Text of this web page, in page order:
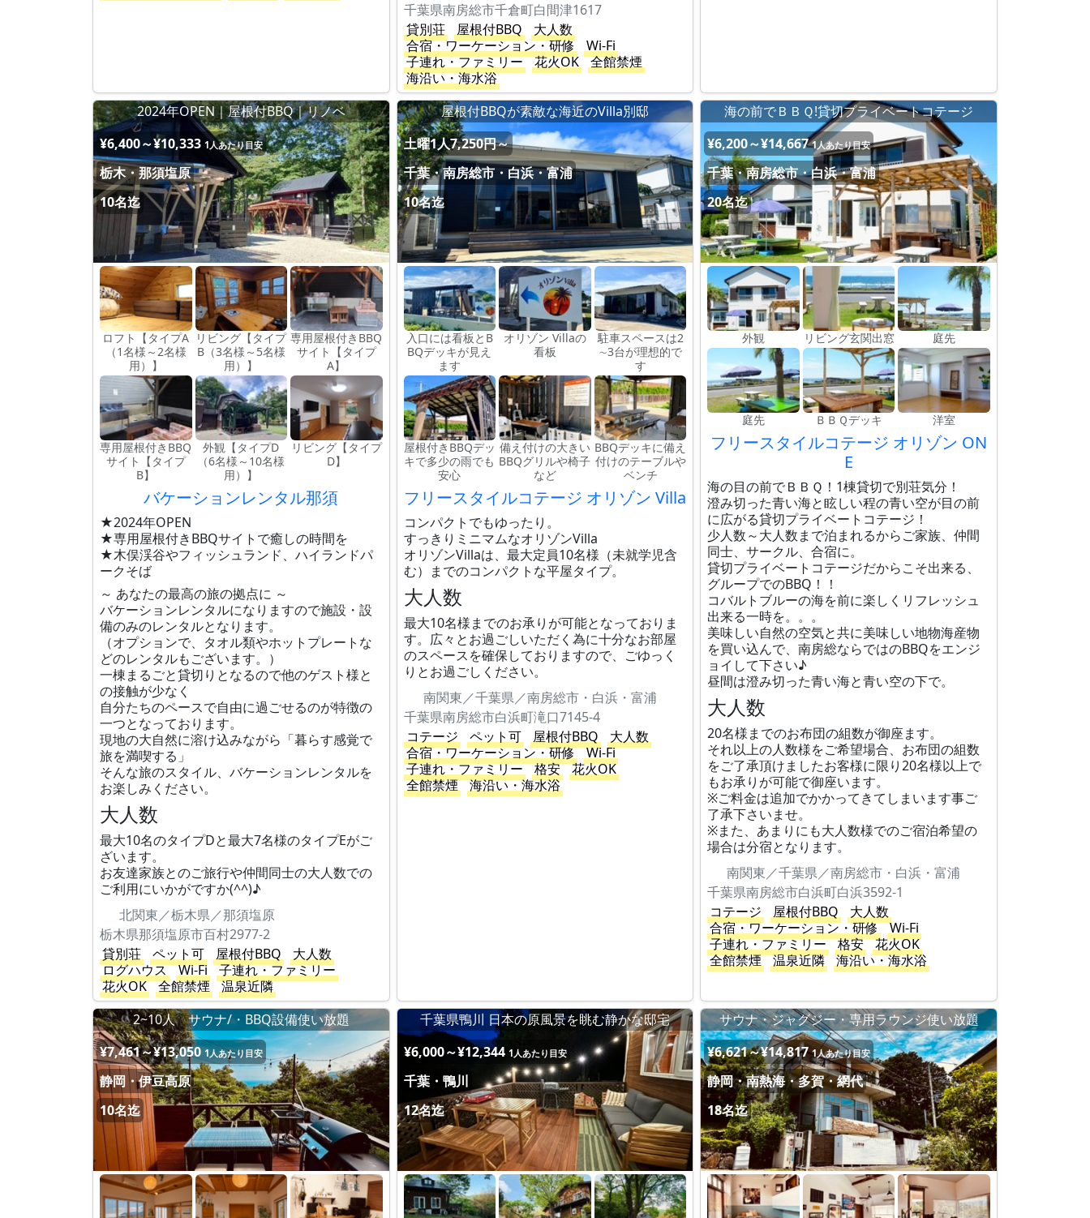
千葉県南房総市千倉町白間津1617
貸別荘
屋根付BBQ
大人数
合宿・ワーケーション・研修
Wi-Fi
子連れ・ファミリー
花火OK
全館禁煙
海沿い・海水浴
2024年OPEN｜屋根付BBQ｜リノベ
¥6,400～¥10,333 1人あたり目安
栃木・那須塩原
10名迄
ロフト【タイプA
（1名様～2名様
用）】
リビング【タイプ
B（3名様～5名様
用）】
専用屋根付きBBQ
サイト【タイプ
A】
専用屋根付きBBQ
サイト【タイプ
B】
外観【タイプD
（6名様～10名様
用）】
リビング【タイプ
D】
バケーションレンタル那須
★2024年OPEN
★専用屋根付きBBQサイトで癒しの時間を
★木俣渓谷やフィッシュランド、ハイランドパ
ークそば
～ あなたの最高の旅の拠点に ～
バケーションレンタルになりますので施設・設
備のみのレンタルとなります。
（オプションで、タオル類やホットプレートな
どのレンタルもございます。）
一棟まるごと貸切りとなるので他のゲスト様と
の接触が少なく
自分たちのペースで自由に過ごせるのが特徴の
一つとなっております。
現地の大自然に溶け込みながら「暮らす感覚で
旅を満喫する」
そんな旅のスタイル、バケーションレンタルを
お楽しみください。
大人数
最大10名のタイプDと最大7名様のタイプEがご
ざいます。
お友達家族とのご旅行や仲間同士の大人数での
ご利用にいかがですか(^^)♪
北関東／栃木県／那須塩原
栃木県那須塩原市百村2977-2
貸別荘
ペット可 屋根付BBQ
大人数
ログハウス
Wi-Fi
子連れ・ファミリー
花火OK
全館禁煙 温泉近隣
屋根付BBQが素敵な海近のVilla別邸
土曜1人7,250円～
千葉・南房総市・白浜・富浦
10名迄
入口には看板とB
BQデッキが見え
ます
オリゾン Villaの
看板
駐車スペースは2
∼3台が理想的で
す
屋根付きBBQデッ
キで多少の雨でも
安心
備え付けの大きい
BBQグリルや椅子
など
BBQデッキに備え
付けのテーブルや
ベンチ
フリースタイルコテージ オリゾン Villa
コンパクトでもゆったり。
すっきりミニマムなオリゾンVilla
オリゾンVillaは、最大定員10名様（未就学児含
む）までのコンパクトな平屋タイプ。
大人数
最大10名様までのお承りが可能となっておりま
す。広々とお過ごしいただく為に十分なお部屋
のスペースを確保しておりますので、ごゆっく
りとお過ごしください。
南関東／千葉県／南房総市・白浜・富浦
千葉県南房総市白浜町滝口7145-4
コテージ
ペット可 屋根付BBQ
大人数
合宿・ワーケーション・研修
Wi-Fi
子連れ・ファミリー
格安
花火OK
全館禁煙
海沿い・海水浴
海の前でＢＢＱ!貸切プライベートコテージ
¥6,200～¥14,667 1人あたり目安
千葉・南房総市・白浜・富浦
20名迄
外観 リビング玄関出窓 庭先
庭先 ＢＢＱデッキ 洋室
フリースタイルコテージ オリゾン ON
E
海の目の前でＢＢＱ！1棟貸切で別荘気分！
澄み切った青い海と眩しい程の青い空が目の前
に広がる貸切プライベートコテージ！
少人数～大人数まで泊まれるからご家族、仲間
同士、サークル、合宿に。
貸切プライベートコテージだからこそ出来る、
グループでのBBQ！！
コバルトブルーの海を前に楽しくリフレッシュ
出来る一時を。。。
美味しい自然の空気と共に美味しい地物海産物
を買い込んで、南房総ならではのBBQをエンジ
ョイして下さい♪
昼間は澄み切った青い海と青い空の下で。
大人数
20名様までのお布団の組数が御座ます。
それ以上の人数様をご希望場合、お布団の組数
をご了承頂けましたお客様に限り20名様以上で
もお承りが可能で御座います。
※ご料金は追加でかかってきてしまいます事ご
了承下さいませ。
※また、あまりにも大人数様でのご宿泊希望の
場合は分宿となります。
南関東／千葉県／南房総市・白浜・富浦
千葉県南房総市白浜町白浜3592-1
コテージ
屋根付BBQ
大人数
合宿・ワーケーション・研修
Wi-Fi
子連れ・ファミリー
格安
花火OK
全館禁煙
温泉近隣 海沿い・海水浴
2~10人 サウナ/・BBQ設備使い放題
¥7,461～¥13,050 1人あたり目安
静岡・伊豆高原
10名迄
千葉県鴨川 日本の原風景を眺む静かな邸宅
¥6,000～¥12,344 1人あたり目安
千葉・鴨川
12名迄
サウナ・ジャグジー・専用ラウンジ使い放題
¥6,621～¥14,817 1人あたり目安
静岡・南熱海・多賀・網代
18名迄